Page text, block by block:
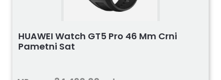
HUAWEI Watch GT5 Pro 46 Mm Crni
Pametni Sat